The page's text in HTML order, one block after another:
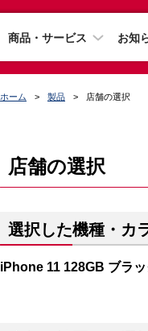
商品・サービス お知
ホーム 製品 店舗の選択
店舗の選択
選択した機種・カ
iPhone 11 128GB ブラッ